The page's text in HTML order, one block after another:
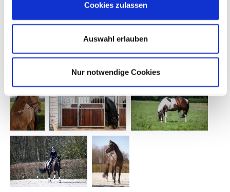
Einwilligungsauswahl
Cookies zulassen
Auswahl erlauben
Nur notwendige Cookies